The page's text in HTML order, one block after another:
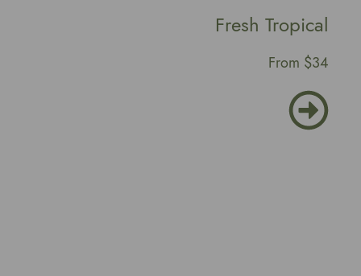
Fresh Tropical
From $34